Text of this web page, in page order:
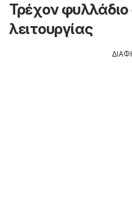
Τρέχον
λειτουργίας